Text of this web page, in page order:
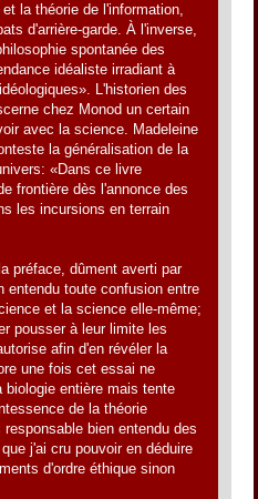
la théorie de l'information,
d'arrière-garde. À l'inverse,
spontanée des
idéaliste irradiant à
L'historien des
chez Monod un certain
avec la science. Madeleine
la généralisation de la
«Dans ce livre
frontière dès l'annonce des
les incursions en terrain
préface, dûment averti par
entendu toute confusion entre
et la science elle-même;
pousser à leur limite les
afin d'en révéler la
une fois cet essai ne
biologie entière mais tente
de la théorie
bien entendu des
j'ai cru pouvoir en déduire
d'ordre éthique sinon